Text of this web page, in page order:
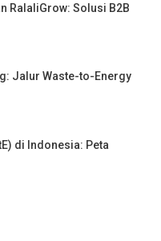
RalaliGrow: Solusi B2B
Jalur Waste-to-Energy
di Indonesia: Peta